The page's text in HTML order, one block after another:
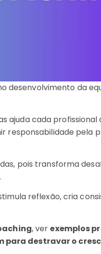
desenvolvimento da
ajuda cada profissional
responsabilidade pela
pois transforma
reflexão, cria
, ver exemplos
para destravar o